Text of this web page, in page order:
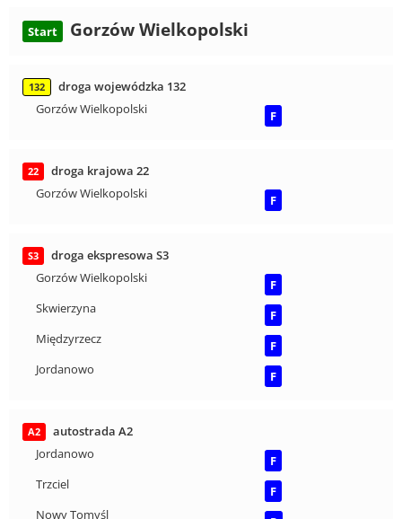
Start Gorzów Wielkopolski
132
droga wojewódzka 132
Gorzów Wielkopolski
F
22
droga krajowa 22
Gorzów Wielkopolski
F
S3
droga ekspresowa S3
Gorzów Wielkopolski
F
Skwierzyna
F
Międzyrzecz
F
Jordanowo
F
A2
autostrada A2
Jordanowo
F
Trzciel
F
Nowy Tomyśl